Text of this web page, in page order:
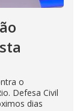
o
Defesa Civil
dias